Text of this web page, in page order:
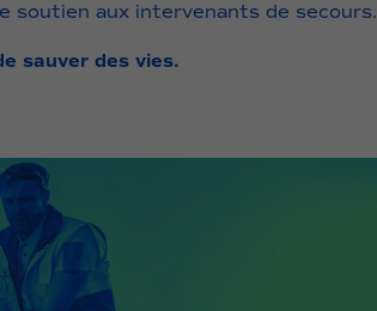
soutien aux intervenants de secours.
sauver des vies.